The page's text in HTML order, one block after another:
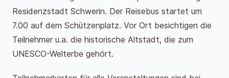
Residenzstadt Schwerin. Der Reisebus startet um
7.00 auf dem Schützenplatz. Vor Ort besichtigen die
Teilnehmer u.a. die historische Altstadt, die zum
UNESCO-Welterbe gehört.